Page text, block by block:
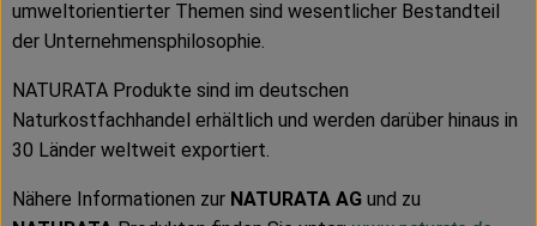
umweltorientierter Themen sind wesentlicher Bestandteil
der Unternehmensphilosophie.
NATURATA Produkte sind im deutschen
Naturkostfachhandel erhältlich und werden darüber hinaus in
30 Länder weltweit exportiert.
Nähere Informationen zur NATURATA AG und zu